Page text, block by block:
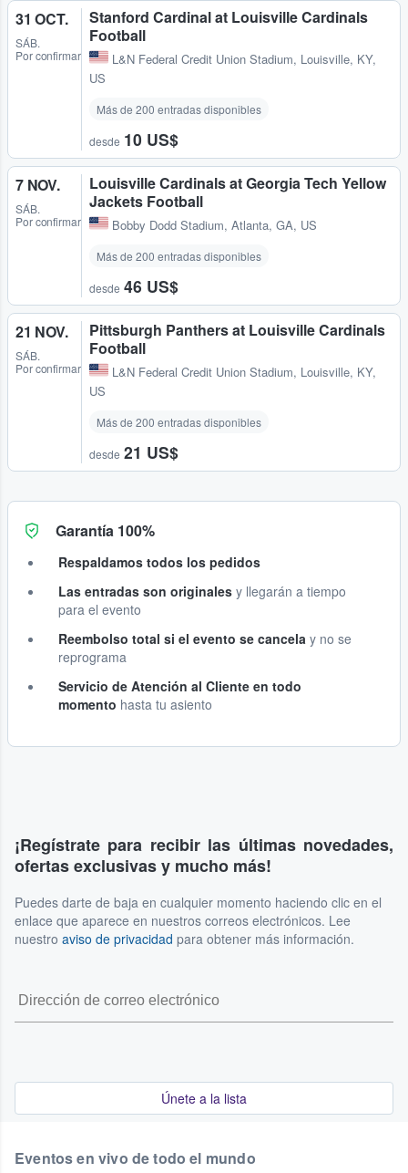
31 OCT.
SÁB.
Por confirmar
Stanford Cardinal at Louisville Cardinals
Football
L&N Federal Credit Union Stadium, Louisville, KY,
US
Más de 200 entradas disponibles
desde 10 US$
7 NOV.
SÁB.
Por confirmar
Louisville Cardinals at Georgia Tech Yellow
Jackets Football
Bobby Dodd Stadium, Atlanta, GA, US
Más de 200 entradas disponibles
desde 46 US$
21 NOV.
SÁB.
Por confirmar
Pittsburgh Panthers at Louisville Cardinals
Football
L&N Federal Credit Union Stadium, Louisville, KY,
US
Más de 200 entradas disponibles
desde 21 US$
Garantía 100%
Respaldamos todos los pedidos
Las entradas son originales y llegarán a tiempo
para el evento
Reembolso total si el evento se cancela y no se
reprograma
Servicio de Atención al Cliente en todo
momento hasta tu asiento
¡Regístrate para recibir las últimas novedades,
ofertas exclusivas y mucho más!
Puedes darte de baja en cualquier momento haciendo clic en el
enlace que aparece en nuestros correos electrónicos. Lee
nuestro aviso de privacidad para obtener más información.
Únete a la lista
Eventos en vivo de todo el mundo